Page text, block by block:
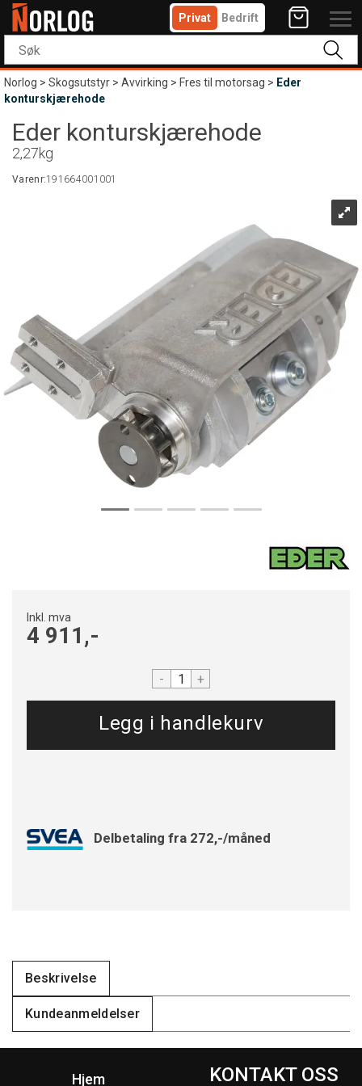
Privat Bedrift
Norlog>Skogsutstyr>Avvirking>Fres til motorsag> Eder
konturskjærehode
Eder konturskjærehode
2,27kg
Varenr:191664001001
Inkl. mva
4 911,-
- +
Delbetaling fra 272,-/måned
Beskrivelse
Kundeanmeldelser
Hjem KONTAKT OSS